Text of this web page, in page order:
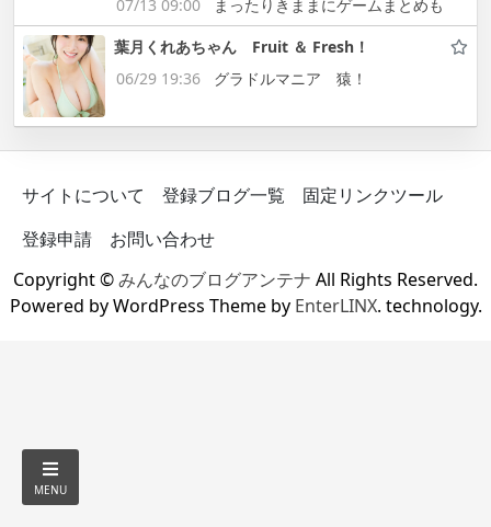
07/13 09:00
まったりきままにゲームまとめも
葉月くれあちゃん Fruit ＆ Fresh！
06/29 19:36
グラドルマニア 猿！
サイトについて 登録ブログ一覧
固定リンクツール
登録申請
お問い合わせ
Copyright ©みんなのブログアンテナ All Rights Reserved.
Powered by WordPress Theme by EnterLINX. technology.
MENU